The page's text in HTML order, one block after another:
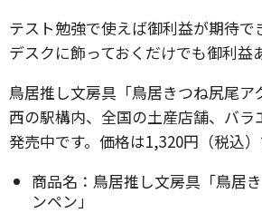
テスト勉強で使えば御利益が期待で
デスクに飾っておくだけでも御利益
鳥居推し文房具「鳥居きつね尻尾ア
西の駅構内、全国の土産店舗、バラ
発売中です。価格は1,320円（税込）
商品名：鳥居推し文房具「鳥居
ンペン」